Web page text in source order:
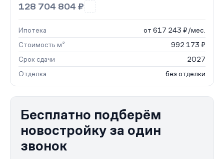
128 704 804 ₽
Ипотека
от 617 243 ₽/мес.
Стоимость м²
992 173 ₽
Срок сдачи
2027
Отделка
без отделки
Бесплатно подберём
новостройку за один
звонок